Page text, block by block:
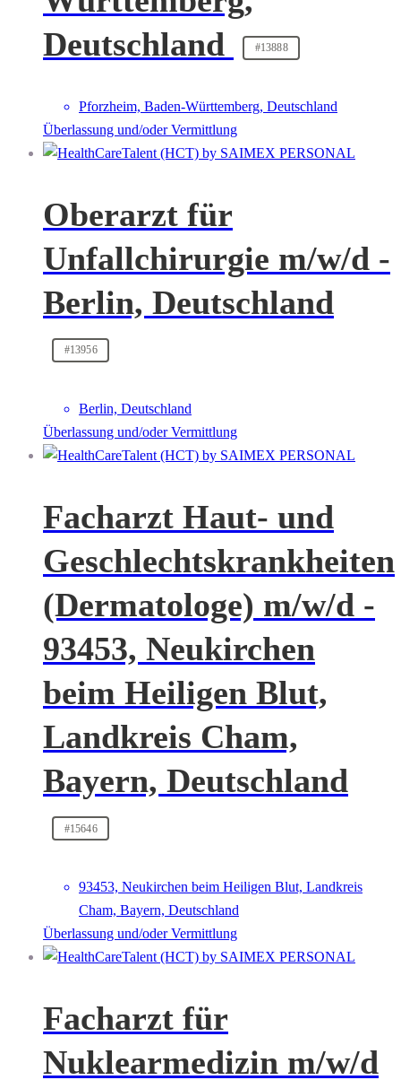
Deutschland
#13888
Pforzheim, Baden-Württemberg, Deutschland
Überlassung und/oder Vermittlung
Oberarzt für
Unfallchirurgie m/w/d -
Berlin, Deutschland
#13956
Berlin, Deutschland
Überlassung und/oder Vermittlung
Facharzt Haut- und
Geschlechtskrankheiten
(Dermatologe) m/w/d -
93453, Neukirchen
beim Heiligen Blut,
Landkreis Cham,
Bayern, Deutschland
#15646
93453, Neukirchen beim Heiligen Blut, Landkreis
Cham, Bayern, Deutschland
Überlassung und/oder Vermittlung
Facharzt für
Nuklearmedizin m/w/d